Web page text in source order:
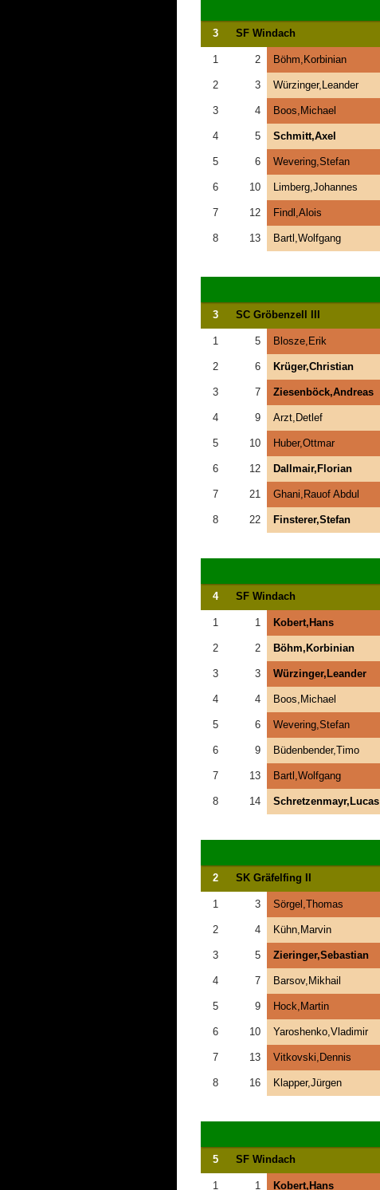
3 SF Windach
1 2 Böhm,Korbinian
2 3 Würzinger,Leander
3 4 Boos,Michael
4 5 Schmitt,Axel
5 6 Wevering,Stefan
6 10 Limberg,Johannes
7 12 Findl,Alois
8 13 Bartl,Wolfgang
3 SC Gröbenzell III
1 5 Blosze,Erik
2 6 Krüger,Christian
3 7 Ziesenböck,Andreas
4 9 Arzt,Detlef
5 10 Huber,Ottmar
6 12 Dallmair,Florian
7 21 Ghani,Rauof Abdul
8 22 Finsterer,Stefan
4 SF Windach
1 1 Kobert,Hans
2 2 Böhm,Korbinian
3 3 Würzinger,Leander
4 4 Boos,Michael
5 6 Wevering,Stefan
6 9 Büdenbender,Timo
7 13 Bartl,Wolfgang
8 14 Schretzenmayr,Lucas
2 SK Gräfelfing II
1 3 Sörgel,Thomas
2 4 Kühn,Marvin
3 5 Zieringer,Sebastian
4 7 Barsov,Mikhail
5 9 Hock,Martin
6 10 Yaroshenko,Vladimir
7 13 Vitkovski,Dennis
8 16 Klapper,Jürgen
5 SF Windach
1 1 Kobert,Hans